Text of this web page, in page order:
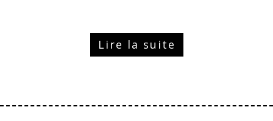
Lire la suite